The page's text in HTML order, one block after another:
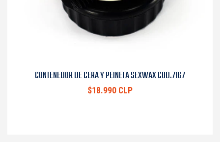
CONTENEDOR DE CERA Y PEINETA SEXWAX COD.7167
$18.990 CLP